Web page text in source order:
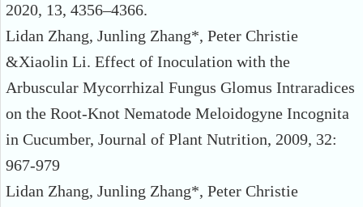
2020, 13, 4356–4366.
Lidan Zhang, Junling Zhang*, Peter Christie
&Xiaolin Li. Effect of Inoculation with the
Arbuscular Mycorrhizal Fungus Glomus Intraradices
on the Root-Knot Nematode Meloidogyne Incognita
in Cucumber, Journal of Plant Nutrition, 2009, 32:
967-979
Lidan Zhang, Junling Zhang*, Peter Christie